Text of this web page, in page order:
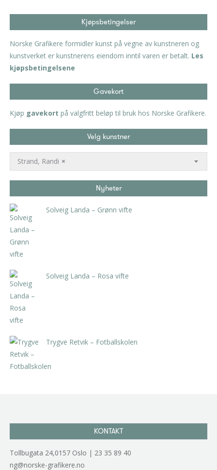
Kjøpsbetingelser
Norske Grafikere formidler kunst på vegne av kunstneren og
kunstverket er kunstnerens eiendom inntil varen er betalt. Les
kjøpsbetingelsene
Gavekort
Kjøp gavekort på valgfritt beløp til bruk hos Norske Grafikere.
Velg kunstner
×
Strand, Randi
Nyheter
Solveig Landa – Grønn vifte
Solveig Landa – Rosa vifte
Trygve Retvik – Fotballskolen
KONTAKT
Tollbugata 24,0157 Oslo | 23 35 89 40
ng@norske-grafikere.no